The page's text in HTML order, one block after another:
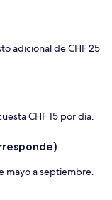
adicional de CHF 25
CHF 15 por día.
mayo a septiembre.